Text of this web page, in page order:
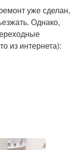
уже сделан,
Однако,
из интернета):